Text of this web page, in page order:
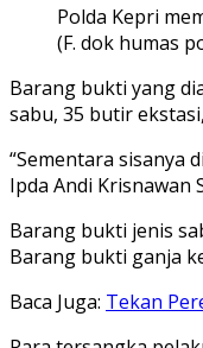
Polda Kepri
(F. dok humas
Barang bukti yang
sabu, 35 butir
“Sementara sisanya
Ipda Andi Krisnawan
Barang bukti jenis
Barang bukti ganja
Baca Juga: Tekan